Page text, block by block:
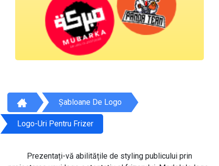
Șabloane De Logo
Logo-Uri Pentru Frizer
Prezentați-vă abilitățile de styling publicului prin